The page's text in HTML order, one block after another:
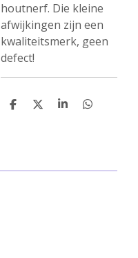
houtnerf. Die kleine
afwijkingen zijn een
kwaliteitsmerk, geen
defect!
D
D
S
D